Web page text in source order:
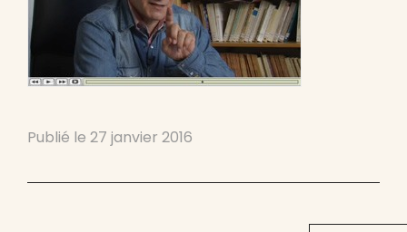
Publié le 27 janvier 2016